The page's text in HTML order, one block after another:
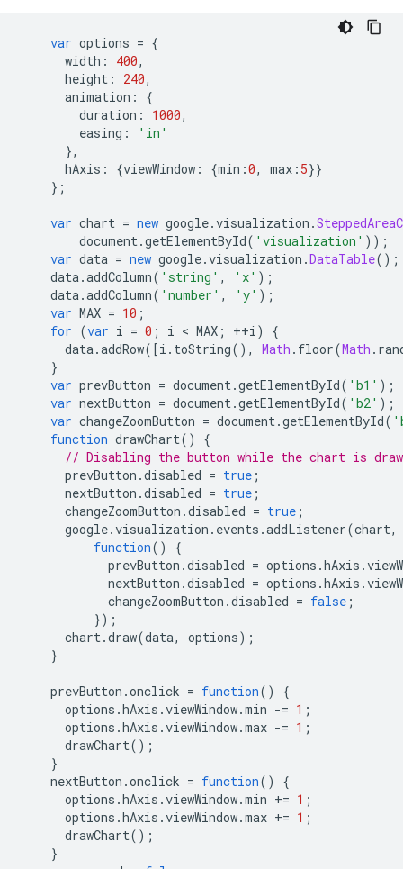
var options = {
width : 400,
height : 240,
animation :
{
duration : 1000,
easing :
'in'
},
hAxis : {viewWindow : {min :0, max : 5}}
};
var chart = new google.visualization .
document.getElementById( 'visualization' ));
var data = new google.visualization .DataTable();
data.addColumn( 'string' , 'x' );
data.addColumn( 'number' , 'y' );
var MAX = 10 ;
for (var i = 0 ; i < MAX ; ++i)
{
data.addRow([i . toString(), Math . floor(Math .
}
var prevButton = document.getElementById( 'b1' );
var nextButton = document.getElementById( 'b2' );
var changeZoomButton = document.getElementById(
function drawChart()
{
// Disabling the button while the chart is
prevButton .disabled = true ;
nextButton .disabled = true ;
changeZoomButton .disabled = true ;
google.visualization . events .addListener(chart,
function()
{
prevButton .disabled = options .hAxis .
nextButton .disabled = options .hAxis .
changeZoomButton .disabled = false ;
});
chart.draw(data, options);
}
prevButton .onclick = function()
{
options .hAxis .viewWindow.min -= 1 ;
options .hAxis .viewWindow.max -= 1 ;
drawChart();
}
nextButton .onclick = function()
{
options .hAxis .viewWindow.min += 1 ;
options .hAxis .viewWindow.max += 1 ;
drawChart();
}